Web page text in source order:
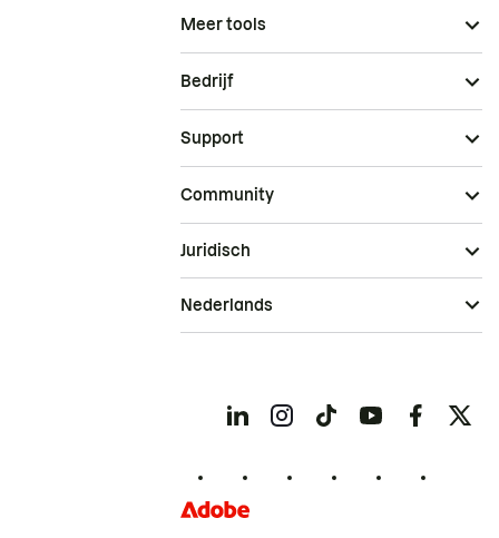
Meer tools
Bedrijf
Support
Community
Juridisch
Nederlands